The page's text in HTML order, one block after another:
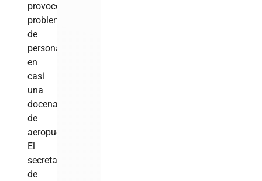
provocó
problemas
de
personal
en
casi
una
docena
de
aeropuertos.
El
secretario
de